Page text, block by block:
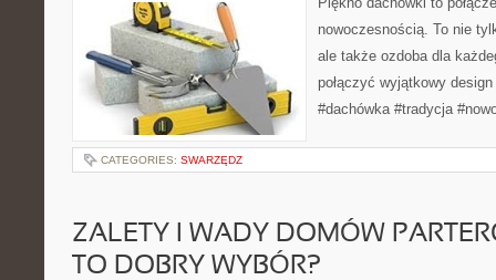
nowoczesnością. To nie
ale także ozdoba dla
połączyć wyjątkowy
#dachówka #tradycja
CATEGORIES: SWARZĘDZ
ZALETY I WADY DOMÓW
TO DOBRY WYBÓR?